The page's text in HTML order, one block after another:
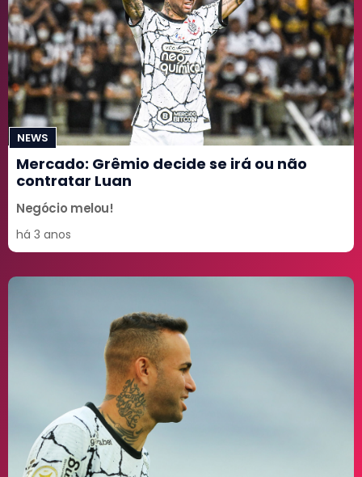
NEWS
Mercado: Grêmio decide se irá ou não
contratar Luan
Negócio melou!
há 3 anos